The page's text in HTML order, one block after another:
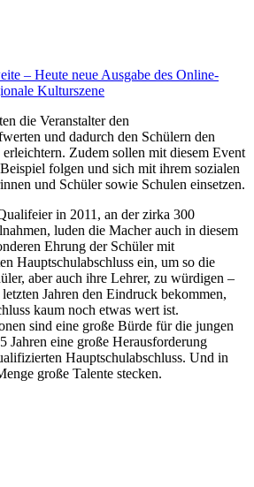
– Heute neue Ausgabe des Online-
Kulturszene
die Veranstalter den
und dadurch den Schülern den
Zudem sollen mit diesem Event
folgen und sich mit ihrem sozialen
und Schüler sowie Schulen einsetzen.
in 2011, an der zirka 300
luden die Macher auch in diesem
Ehrung der Schüler mit
Hauptschulabschluss ein, um so die
aber auch ihre Lehrer, zu würdigen –
Jahren den Eindruck bekommen,
kaum noch etwas wert ist.
sind eine große Bürde für die jungen
Jahren eine große Herausforderung
Hauptschulabschluss. Und in
große Talente stecken.